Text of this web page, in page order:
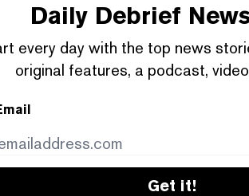
Daily Debrief
every day with the top news
original features, a podcast,
Get it!